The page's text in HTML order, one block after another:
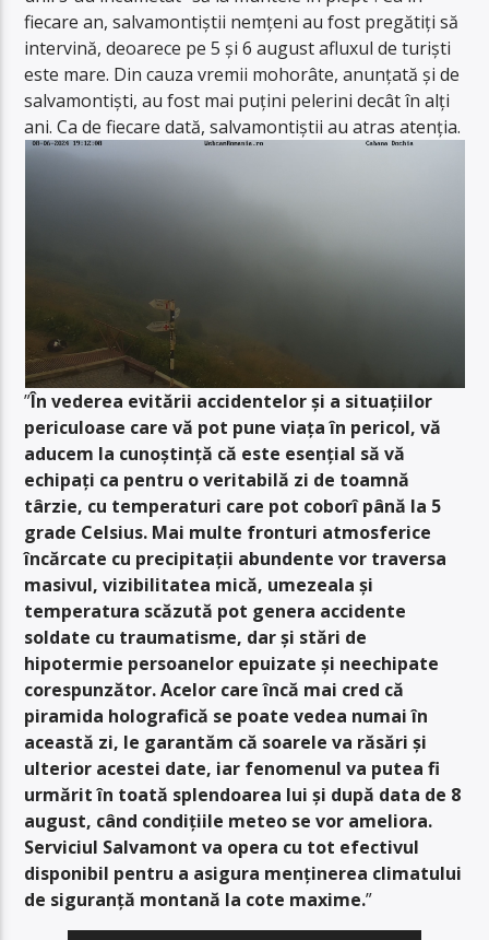
fiecare an, salvamontiștii nemțeni au fost pregătiți să
intervină, deoarece pe 5 și 6 august afluxul de turiști
este mare. Din cauza vremii mohorâte, anunțată și de
salvamontiști, au fost mai puțini pelerini decât în alți
ani. Ca de fiecare dată, salvamontiștii au atras atenția.
”În vederea evitării accidentelor și a situațiilor
periculoase care vă pot pune viața în pericol, vă
aducem la cunoștință că este esențial să vă
echipați ca pentru o veritabilă zi de toamnă
târzie, cu temperaturi care pot coborî până la 5
grade Celsius. Mai multe fronturi atmosferice
încărcate cu precipitații abundente vor traversa
masivul, vizibilitatea mică, umezeala și
temperatura scăzută pot genera accidente
soldate cu traumatisme, dar și stări de
hipotermie persoanelor epuizate și neechipate
corespunzător. Acelor care încă mai cred că
piramida holografică se poate vedea numai în
această zi, le garantăm că soarele va răsări și
ulterior acestei date, iar fenomenul va putea fi
urmărit în toată splendoarea lui și după data de 8
august, când condițiile meteo se vor ameliora.
Serviciul Salvamont va opera cu tot efectivul
disponibil pentru a asigura menținerea climatului
de siguranță montană la cote maxime.”